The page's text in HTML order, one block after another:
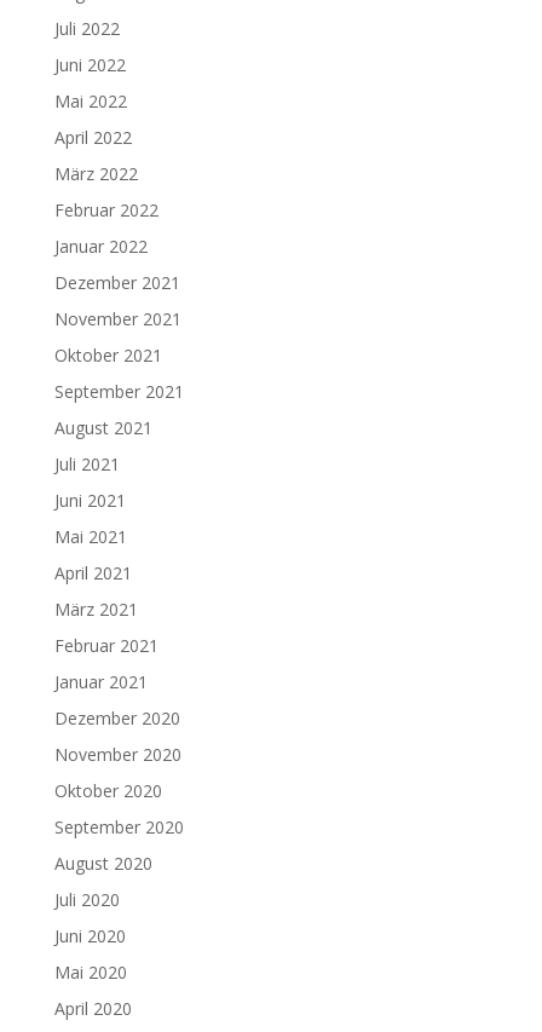
Juli 2022
Juni 2022
Mai 2022
April 2022
März 2022
Februar 2022
Januar 2022
Dezember 2021
November 2021
Oktober 2021
September 2021
August 2021
Juli 2021
Juni 2021
Mai 2021
April 2021
März 2021
Februar 2021
Januar 2021
Dezember 2020
November 2020
Oktober 2020
September 2020
August 2020
Juli 2020
Juni 2020
Mai 2020
April 2020